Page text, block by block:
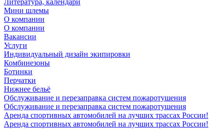
Литература, календари
Мини шлемы
О компании
О компании
Вакансии
Услуги
Индивидуальный дизайн экипировки
Комбинезоны
Ботинки
Перчатки
Нижнее бельё
Обслуживание и перезаправка систем пожаротушения
Обслуживание и перезаправка систем пожаротушения
Аренда спортивных автомобилей на лучших трассах России!
Аренда спортивных автомобилей на лучших трассах России!